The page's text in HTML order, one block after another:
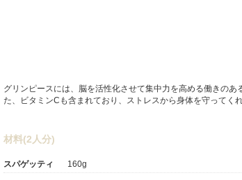
グリンピースには、脳を活性化させて集中力を高める働きの
た、ビタミンCも含まれており、ストレスから身体を守ってくれ
材料(2人分)
スパゲッティ 160g